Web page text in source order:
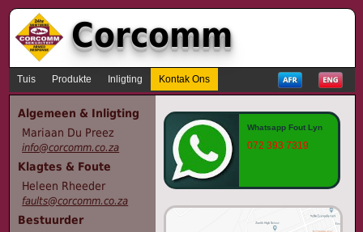
Corcomm
Tuis Produkte Inligting Kontak Ons
Algemeen & Inligting
Mariaan Du Preez
info@corcomm.co.za
Klagtes & Foute
Heleen Rheeder
faults@corcomm.co.za
Bestuurder
Whatsapp Fout Lyn
072 393 7319